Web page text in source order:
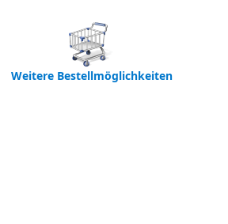
Weitere Bestellmöglichkeiten